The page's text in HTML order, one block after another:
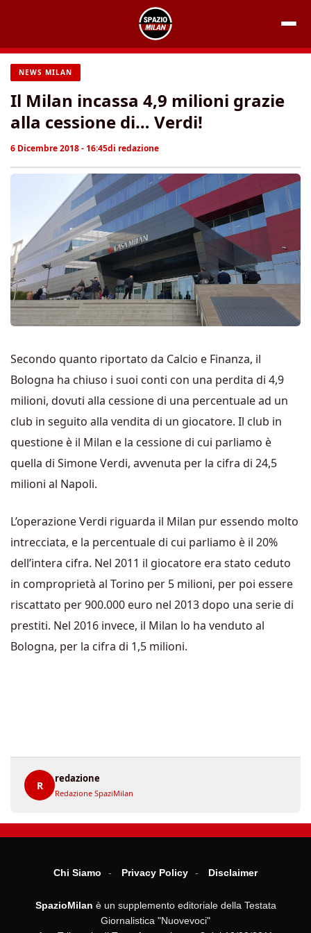
contenuto
NEWS MILAN
Il Milan incassa 4,9 milioni grazie
alla cessione di… Verdi!
6 Dicembre 2018 - 16:45di redazione
Secondo quanto riportato da Calcio e Finanza, il
Bologna ha chiuso i suoi conti con una perdita di 4,9
milioni, dovuti alla cessione di una percentuale ad un
club in seguito alla vendita di un giocatore. Il club in
questione è il Milan e la cessione di cui parliamo è
quella di Simone Verdi, avvenuta per la cifra di 24,5
milioni al Napoli.
L’operazione Verdi riguarda il Milan pur essendo molto
intrecciata, e la percentuale di cui parliamo è il 20%
dell’intera cifra. Nel 2011 il giocatore era stato ceduto
in comproprietà al Torino per 5 milioni, per poi essere
riscattato per 900.000 euro nel 2013 dopo una serie di
prestiti. Nel 2016 invece, il Milan lo ha venduto al
Bologna, per la cifra di 1,5 milioni.
R
redazione
Redazione SpaziMilan
Chi Siamo Privacy Policy Disclaimer
SpazioMilan è un supplemento editoriale della Testata
Giornalistica "Nuovevoci"